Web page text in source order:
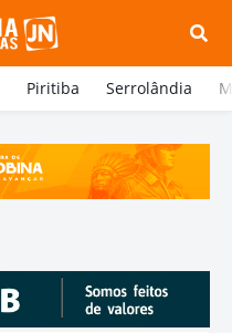
Piritiba Serrolândia